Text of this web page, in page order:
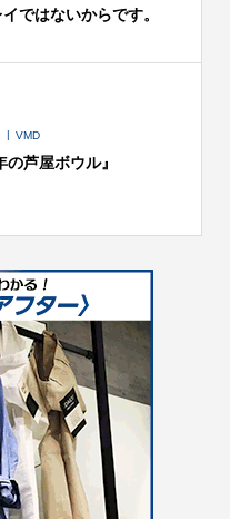
ではないからです。
VMD
の芦屋ボウル』